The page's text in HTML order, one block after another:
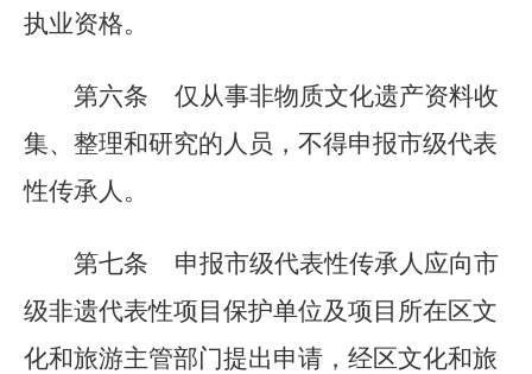
执业资格。
第六条
仅从事非物质文化遗产资料收
集、整理和研究的人员，不得申报市级代表
性传承人。
第七条
申报市级代表性传承人应向市
级非遗代表性项目保护单位及项目所在区文
化和旅游主管部门提出申请，经区文化和旅